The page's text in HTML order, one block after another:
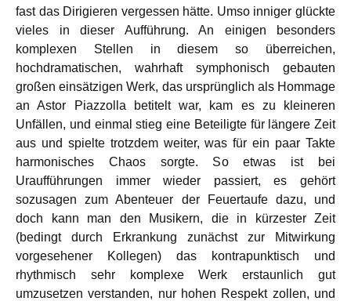
fast das Dirigieren vergessen hätte. Umso inniger glückte
vieles in dieser Aufführung. An einigen besonders
komplexen Stellen in diesem so überreichen,
hochdramatischen, wahrhaft symphonisch gebauten
großen einsätzigen Werk, das ursprünglich als Hommage
an Astor Piazzolla betitelt war, kam es zu kleineren
Unfällen, und einmal stieg eine Beteiligte für längere Zeit
aus und spielte trotzdem weiter, was für ein paar Takte
harmonisches Chaos sorgte. So etwas ist bei
Uraufführungen immer wieder passiert, es gehört
sozusagen zum Abenteuer der Feuertaufe dazu, und
doch kann man den Musikern, die in kürzester Zeit
(bedingt durch Erkrankung zunächst zur Mitwirkung
vorgesehener Kollegen) das kontrapunktisch und
rhythmisch sehr komplexe Werk erstaunlich gut
umzusetzen verstanden, nur hohen Respekt zollen, und